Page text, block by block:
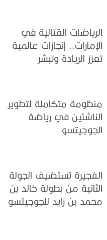
الرياضات القتالية في
الإمارات.. إنجازات عالمية
تعزز الريادة وتبشر
منظومة متكاملة لتطوير
الناشئين في رياضة
الجوجيتسو
الفجيرة تستضيف الجولة
الثانية من بطولة خالد بن
محمد بن زايد للجوجيتسو